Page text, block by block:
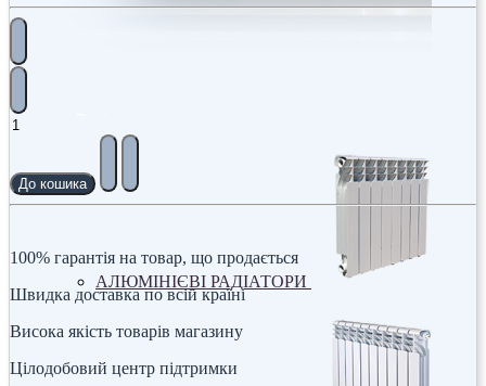
АЛЮМІНІЄВІ РАДІАТОРИ
До кошика
100% гарантія на товар, що продається
Швидка доставка по всій країні
Висока якість товарів магазину
Цілодобовий центр підтримки